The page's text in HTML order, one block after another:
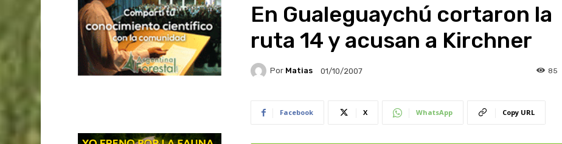
En Gualeguaychú cortaron la
ruta 14 y acusan a Kirchner
Por Matias 01/10/2007 85
Facebook X WhatsApp Copy URL